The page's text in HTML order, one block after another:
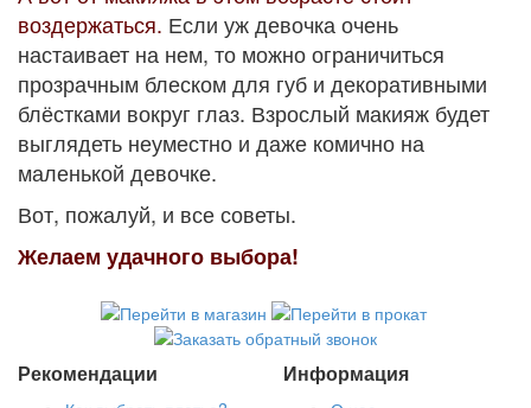
воздержаться. Если уж девочка очень
настаивает на нем, то можно ограничиться
прозрачным блеском для губ и декоративными
блёстками вокруг глаз. Взрослый макияж будет
выглядеть неуместно и даже комично на
маленькой девочке.
Вот, пожалуй, и все советы.
Желаем удачного выбора!
Рекомендации Информация